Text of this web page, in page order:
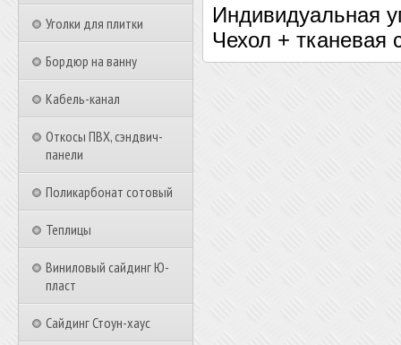
Уголки для плитки
Бордюр на ванну
Кабель-канал
Откосы ПВХ, сэндвич-
панели
Поликарбонат сотовый
Теплицы
Виниловый сайдинг Ю-
пласт
Сайдинг Стоун-хаус
Индивидуальная
Чехол + тканевая